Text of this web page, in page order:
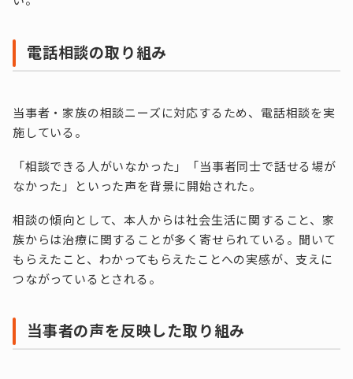
電話相談の取り組み
当事者・家族の相談ニーズに対応するため、電話相談を実
施している。
「相談できる人がいなかった」「当事者同士で話せる場が
なかった」といった声を背景に開始された。
相談の傾向として、本人からは社会生活に関すること、家
族からは治療に関することが多く寄せられている。聞いて
もらえたこと、わかってもらえたことへの実感が、支えに
つながっているとされる。
当事者の声を反映した取り組み